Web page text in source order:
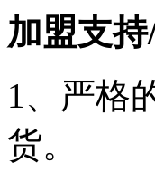
加盟支持
1、严格
货。